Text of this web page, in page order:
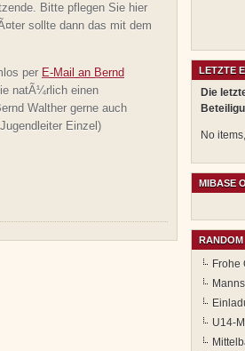
Bitte pflegen Sie hier
sollte dann das mit dem
per E-Mail an Bernd
natÃ¼rlich einen
Walther gerne auch
Einzel)
LETZTE
Die
No
MIBASE
RANDOM
Frohe
U14-